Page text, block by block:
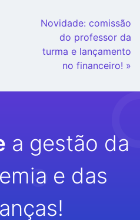
Novidade: comissão
do professor da
turma e lançamento
no financeiro! »
a gestão da
e das